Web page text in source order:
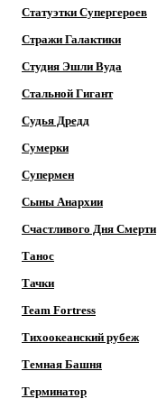
Статуэтки Супергероев
Стражи Галактики
Студия Эшли Вуда
Стальной Гигант
Судья Дредд
Сумерки
Супермен
Сыны Анархии
Счастливого Дня Смерти
Танос
Тачки
Team Fortress
Тихоокеанский рубеж
Темная Башня
Терминатор